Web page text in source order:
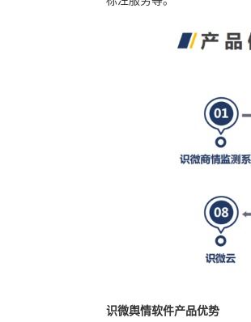
识微舆情软件产品优势